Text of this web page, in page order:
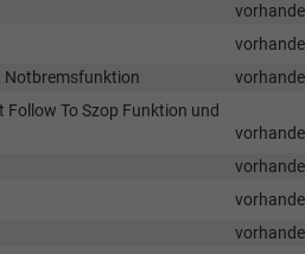
Notbremsfunktion
To Szop Funktion und